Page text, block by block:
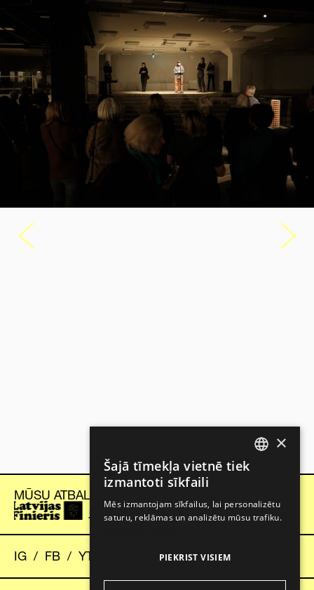
MŪSU ATBALSTĪTĀJI
IG / FB / YT
×
Šajā tīmekļa vietnē tiek
izmantoti sīkfaili
Mēs izmantojam sīkfailus, lai personalizētu
saturu, reklāmas un analizētu mūsu trafiku.
PIEKRIST VISIEM